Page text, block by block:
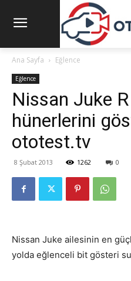
Ana Sayfa Eğlence
Eğlence
Nissan Juke
hünerlerini
ototest.tv
8 Şubat 2013 1262 0
Nissan Juke ailesinin en
yolda eğlenceli bit gösteri